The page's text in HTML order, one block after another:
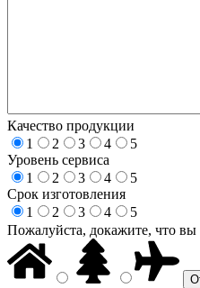
Качество продукции
1
2 3 4
5
Уровень сервиса
1
2 3 4
5
Срок изготовления
1
2 3 4
5
Пожалуйста, докажите, что вы